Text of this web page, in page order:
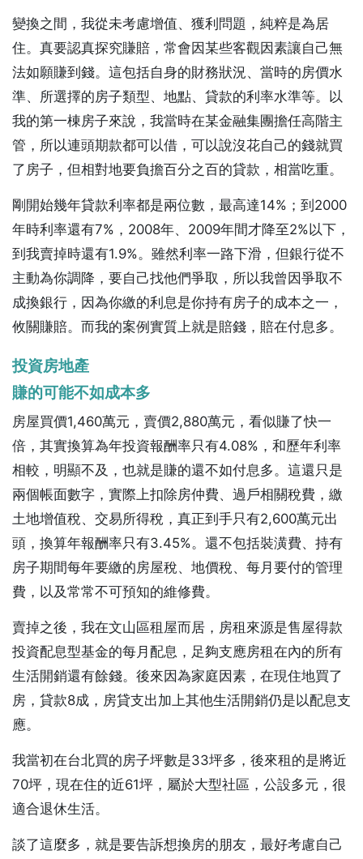
變換之間，我從未考慮增值、獲利問題，純粹是為居
住。真要認真探究賺賠，常會因某些客觀因素讓自己無
法如願賺到錢。這包括自身的財務狀況、當時的房價水
準、所選擇的房子類型、地點、貸款的利率水準等。以
我的第一棟房子來說，我當時在某金融集團擔任高階主
管，所以連頭期款都可以借，可以說沒花自己的錢就買
了房子，但相對地要負擔百分之百的貸款，相當吃重。
剛開始幾年貸款利率都是兩位數，最高達14%；到2000
年時利率還有7%，2008年、2009年間才降至2%以下，
到我賣掉時還有1.9%。雖然利率一路下滑，但銀行從不
主動為你調降，要自己找他們爭取，所以我曾因爭取不
成換銀行，因為你繳的利息是你持有房子的成本之一，
攸關賺賠。而我的案例實質上就是賠錢，賠在付息多。
投資房地產
賺的可能不如成本多
房屋買價1,460萬元，賣價2,880萬元，看似賺了快一
倍，其實換算為年投資報酬率只有4.08%，和歷年利率
相較，明顯不及，也就是賺的還不如付息多。這還只是
兩個帳面數字，實際上扣除房仲費、過戶相關稅費，繳
土地增值稅、交易所得稅，真正到手只有2,600萬元出
頭，換算年報酬率只有3.45%。還不包括裝潢費、持有
房子期間每年要繳的房屋稅、地價稅、每月要付的管理
費，以及常常不可預知的維修費。
賣掉之後，我在文山區租屋而居，房租來源是售屋得款
投資配息型基金的每月配息，足夠支應房租在內的所有
生活開銷還有餘錢。後來因為家庭因素，在現住地買了
房，貸款8成，房貸支出加上其他生活開銷仍是以配息支
應。
我當初在台北買的房子坪數是33坪多，後來租的是將近
70坪，現在住的近61坪，屬於大型社區，公設多元，很
適合退休生活。
談了這麼多，就是要告訴想換房的朋友，最好考慮自己